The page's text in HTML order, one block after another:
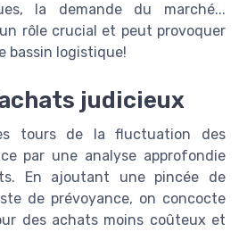
la demande du marché...
rôle crucial et peut provoquer
bassin logistique!
judicieux
tours de la fluctuation des
par une analyse approfondie
En ajoutant une pincée de
de prévoyance, on concocte
des achats moins coûteux et